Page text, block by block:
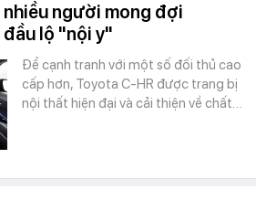
người mong đợi
đầu lộ "nội y"
Để cạnh tranh với một số đối thủ cao
cấp hơn, Toyota C-HR được trang bị
nội thất hiện đại và cải thiện về chất…